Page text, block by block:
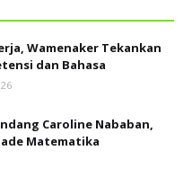
Wamenaker Tekankan
dan Bahasa
Caroline Nababan,
Matematika